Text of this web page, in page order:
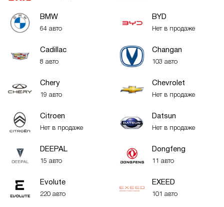
BMW
64 авто
BYD
Нет в продаже
Cadillac
8 авто
Changan
103 авто
Chery
19 авто
Chevrolet
Нет в продаже
Citroen
Нет в продаже
Datsun
Нет в продаже
DEEPAL
15 авто
Dongfeng
11 авто
Evolute
220 авто
EXEED
101 авто